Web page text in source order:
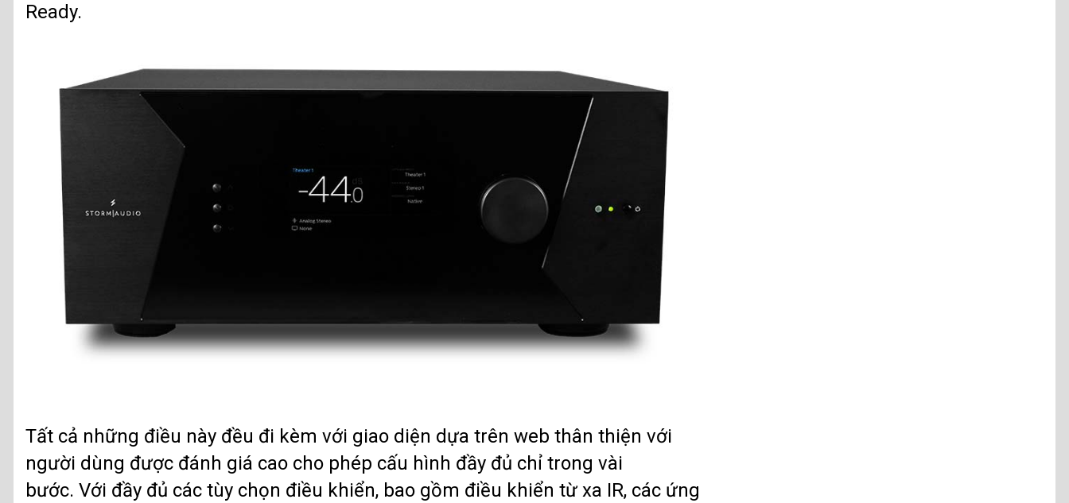
Ready.
Tất cả những điều này đều đi kèm với giao diện dựa trên web thân thiện với
người dùng được đánh giá cao cho phép cấu hình đầy đủ chỉ trong vài
bước. Với đầy đủ các tùy chọn điều khiển, bao gồm điều khiển từ xa IR, các ứng